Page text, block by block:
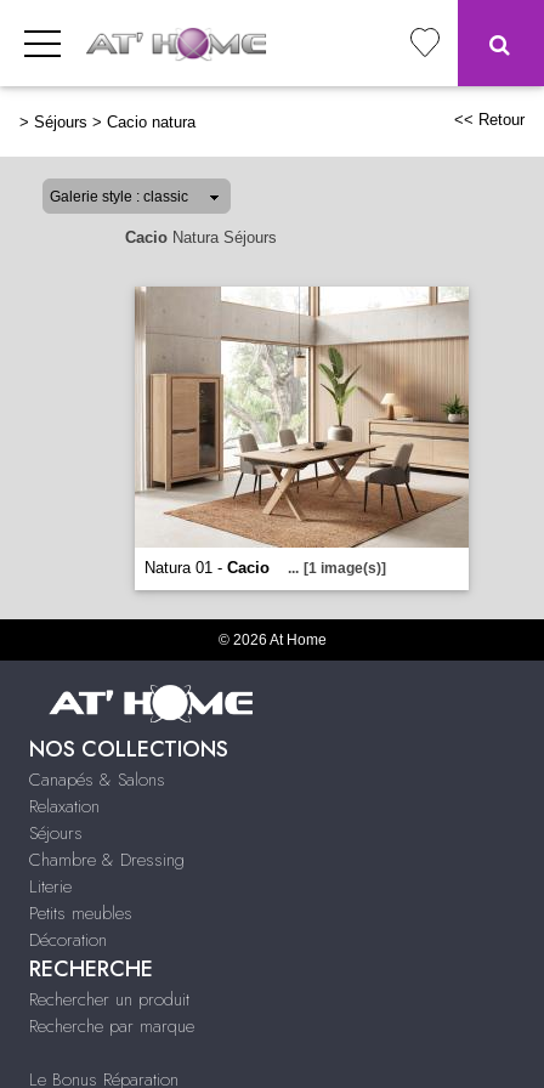
> Séjours > Cacio natura << Retour
CacioNatura Séjours
Natura 01 - Cacio ... [1 image(s)]
© 2026 At Home
NOS COLLECTIONS
Canapés & Salons
Relaxation
Séjours
Chambre & Dressing
Literie
Petits meubles
Décoration
RECHERCHE
Rechercher un produit
Recherche par marque
Le Bonus Réparation